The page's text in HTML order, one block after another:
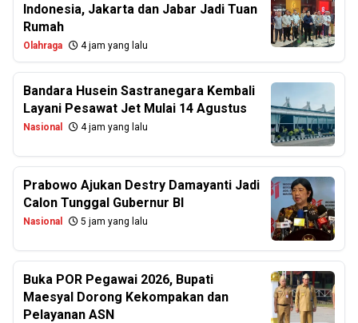
Indonesia, Jakarta dan Jabar Jadi Tuan
Rumah
Olahraga 4 jam yang lalu
Bandara Husein Sastranegara Kembali
Layani Pesawat Jet Mulai 14 Agustus
Nasional 4 jam yang lalu
Prabowo Ajukan Destry Damayanti Jadi
Calon Tunggal Gubernur BI
Nasional 5 jam yang lalu
Buka POR Pegawai 2026, Bupati
Maesyal Dorong Kekompakan dan
Pelayanan ASN